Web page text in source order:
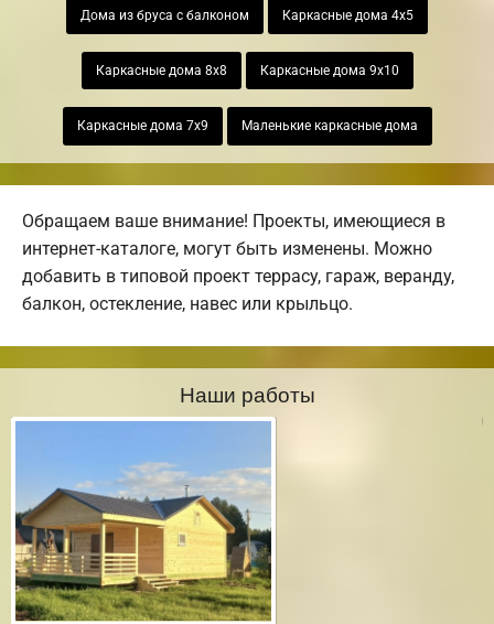
Дома из бруса с балконом Каркасные дома 4х5
Каркасные дома 8х8 Каркасные дома 9х10
Каркасные дома 7х9 Маленькие каркасные дома
Обращаем ваше внимание! Проекты, имеющиеся в
интернет-каталоге, могут быть изменены. Можно
добавить в типовой проект террасу, гараж, веранду,
балкон, остекление, навес или крыльцо.
Наши работы